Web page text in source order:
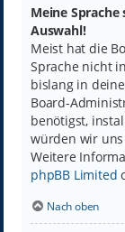
Meine
Auswahl!
Meist hat die
Sprache nicht
bislang in
Board-
benötigst,
würden wir
Weitere
phpBB Limited
Nach oben